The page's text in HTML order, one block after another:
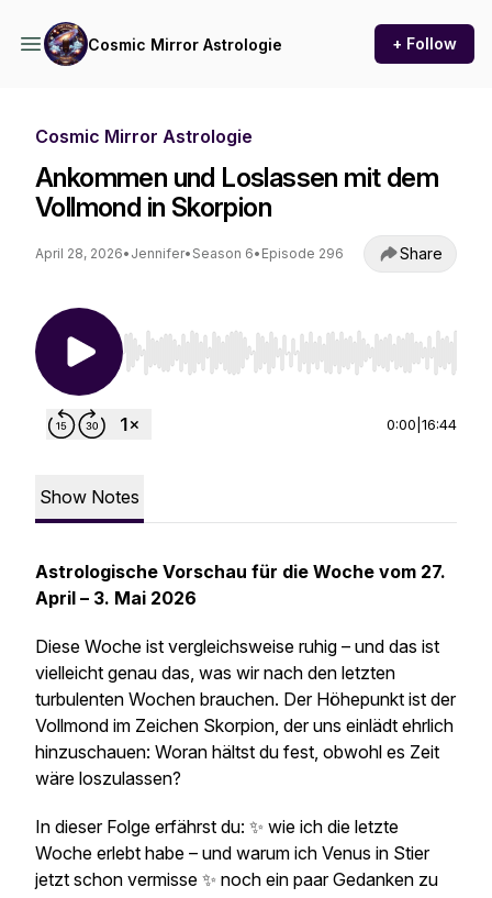
Cosmic Mirror Astrologie + Follow
Cosmic Mirror Astrologie
Ankommen und Loslassen mit dem
Vollmond in Skorpion
April 28, 2026• Jennifer• Season 6• Episode 296 Share
Use Left/Right to seek, Home/End to jump to
0:00 16:44
Show Notes
Astrologische Vorschau für die Woche vom 27.
April – 3. Mai 2026
Diese Woche ist vergleichsweise ruhig – und das ist
vielleicht genau das, was wir nach den letzten
turbulenten Wochen brauchen. Der Höhepunkt ist der
Vollmond im Zeichen Skorpion, der uns einlädt ehrlich
hinzuschauen: Woran hältst du fest, obwohl es Zeit
wäre loszulassen?
In dieser Folge erfährst du: ✨ wie ich die letzte
Woche erlebt habe – und warum ich Venus in Stier
jetzt schon vermisse ✨ noch ein paar Gedanken zu